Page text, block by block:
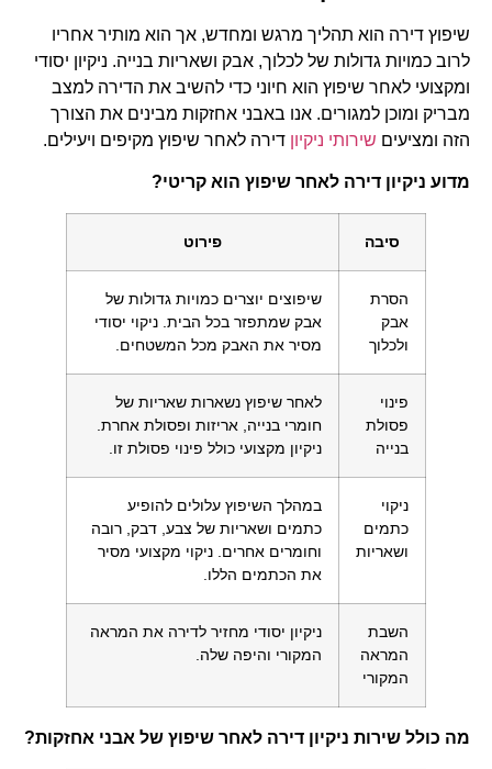
שיפוץ דירה הוא תהליך מרגש ומחדש, אך הוא מותיר אחריו
לרוב כמויות גדולות של לכלוך, אבק ושאריות בנייה. ניקיון יסודי
ומקצועי לאחר שיפוץ הוא חיוני כדי להשיב את הדירה למצב
מבריק ומוכן למגורים. אנו באבני אחזקות מבינים את הצורך
הזה ומציעים שירותי ניקיון דירה לאחר שיפוץ מקיפים ויעילים.
מדוע ניקיון דירה לאחר שיפוץ הוא קריטי?
סיבה פירוט
הסרת
אבק
ולכלוך
שיפוצים יוצרים כמויות גדולות של
אבק שמתפזר בכל הבית. ניקוי יסודי
מסיר את האבק מכל המשטחים.
פינוי
פסולת
בנייה
לאחר שיפוץ נשארות שאריות של
חומרי בנייה, אריזות ופסולת אחרת.
ניקיון מקצועי כולל פינוי פסולת זו.
ניקוי
כתמים
ושאריות
במהלך השיפוץ עלולים להופיע
כתמים ושאריות של צבע, דבק, רובה
וחומרים אחרים. ניקוי מקצועי מסיר
את הכתמים הללו.
השבת
המראה
המקורי
ניקיון יסודי מחזיר לדירה את המראה
המקורי והיפה שלה.
מה כולל שירות ניקיון דירה לאחר שיפוץ של אבני אחזקות?